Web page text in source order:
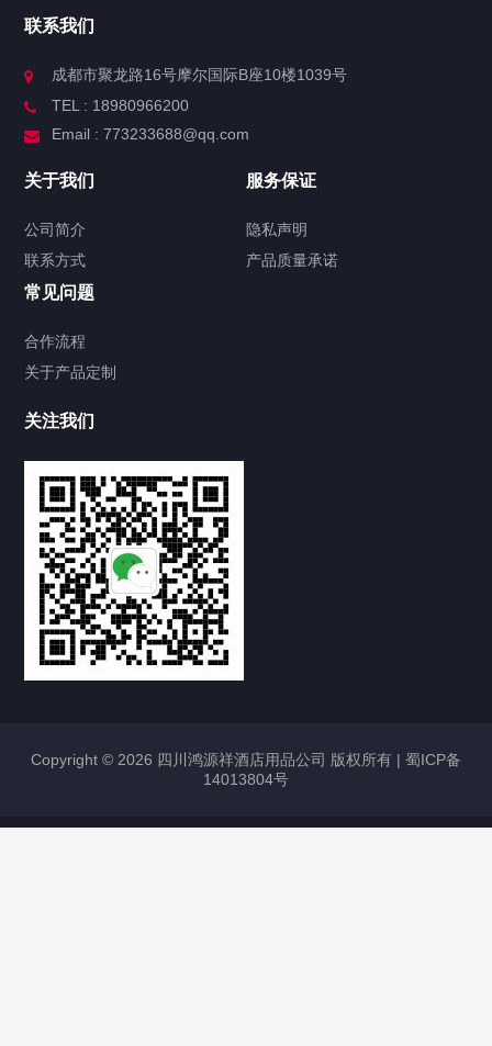
联系我们
成都市聚龙路16号摩尔国际B座10楼1039号
TEL : 18980966200
Email : 773233688@qq.com
关于我们
公司简介
联系方式
服务保证
隐私声明
产品质量承诺
常见问题
合作流程
关于产品定制
关注我们
Copyright © 2026 四川鸿源祥酒店用品公司 版权所有 | 蜀ICP备
14013804号